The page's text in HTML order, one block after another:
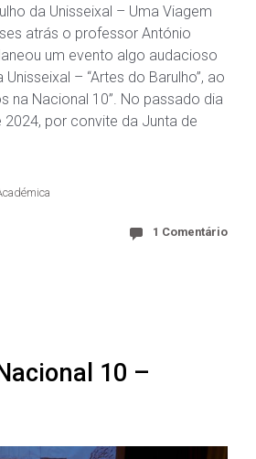
da Unisseixal – Uma Viagem
atrás o professor António
um evento algo audacioso
– “Artes do Barulho”, ao
na Nacional 10”. No passado dia
por convite da Junta de
1 Comentário
10 –